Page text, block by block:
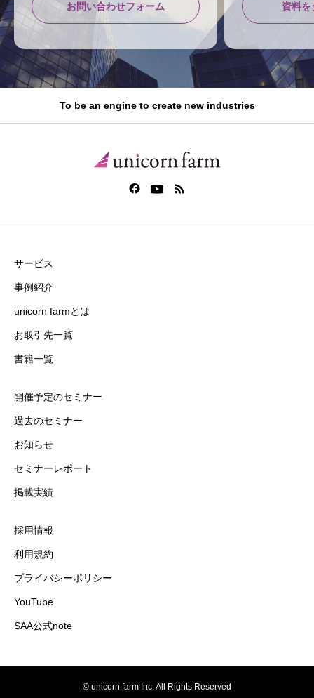
お問い合わせフォーム 資料を
To be an engine to create new industries
サービス
事例紹介
unicorn farmとは
お取引先一覧
書籍一覧
開催予定のセミナー
過去のセミナー
お知らせ
セミナーレポート
掲載実績
採用情報
利用規約
プライバシーポリシー
YouTube
SAA公式note
© unicorn farm Inc. All Rights Reserved